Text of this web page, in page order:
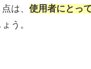
点は、使用者にとっ
う。